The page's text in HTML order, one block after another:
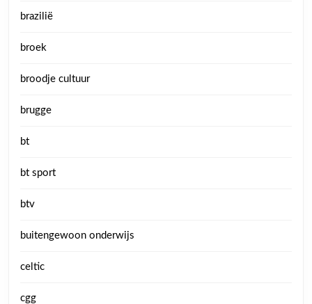
brazilië
broek
broodje cultuur
brugge
bt
bt sport
btv
buitengewoon onderwijs
celtic
cgg